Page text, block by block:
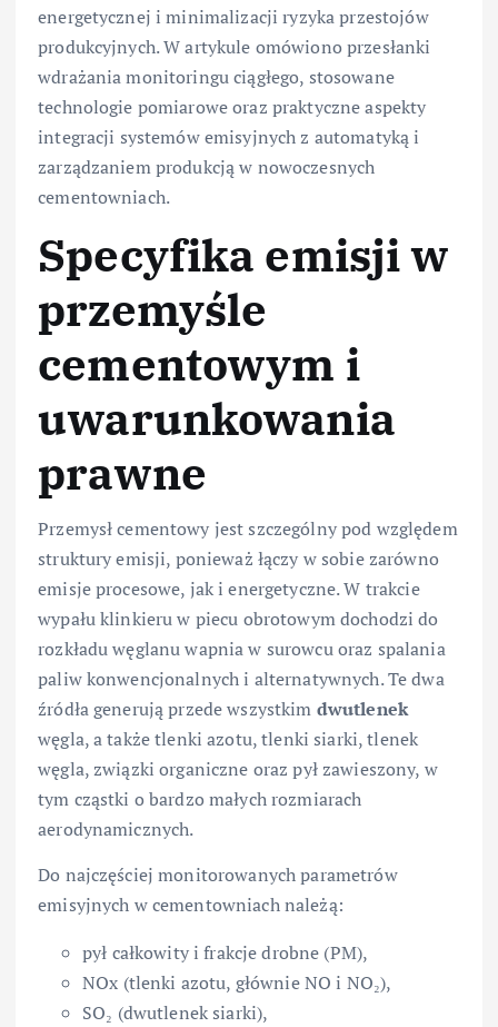
energetycznej i minimalizacji ryzyka przestojów
produkcyjnych. W artykule omówiono przesłanki
wdrażania monitoringu ciągłego, stosowane
technologie pomiarowe oraz praktyczne aspekty
integracji systemów emisyjnych z automatyką i
zarządzaniem produkcją w nowoczesnych
cementowniach.
Specyfika emisji w
przemyśle
cementowym i
uwarunkowania
prawne
Przemysł cementowy jest szczególny pod względem
struktury emisji, ponieważ łączy w sobie zarówno
emisje procesowe, jak i energetyczne. W trakcie
wypału klinkieru w piecu obrotowym dochodzi do
rozkładu węglanu wapnia w surowcu oraz spalania
paliw konwencjonalnych i alternatywnych. Te dwa
źródła generują przede wszystkim dwutlenek
węgla, a także tlenki azotu, tlenki siarki, tlenek
węgla, związki organiczne oraz pył zawieszony, w
tym cząstki o bardzo małych rozmiarach
aerodynamicznych.
Do najczęściej monitorowanych parametrów
emisyjnych w cementowniach należą:
pył całkowity i frakcje drobne (PM),
NOx (tlenki azotu, głównie NO i NO₂),
SO₂ (dwutlenek siarki),